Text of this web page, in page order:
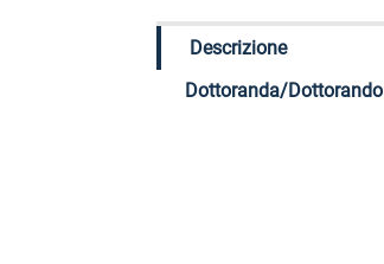
Descrizione
Dottoranda/Dottorando